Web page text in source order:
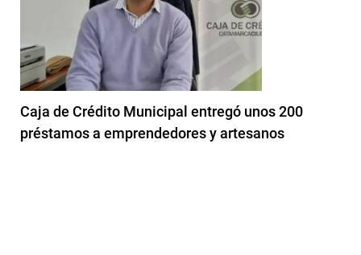
Caja de Crédito Municipal entregó unos 200
préstamos a emprendedores y artesanos